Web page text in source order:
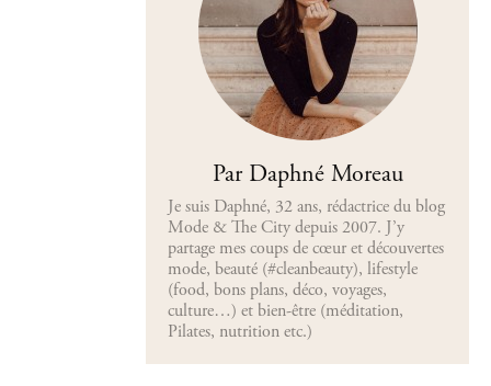
Par Daphné Moreau
Je suis Daphné, 32 ans, rédactrice du blog
Mode & The City depuis 2007. J’y
partage mes coups de cœur et découvertes
mode, beauté (#cleanbeauty), lifestyle
(food, bons plans, déco, voyages,
culture…) et bien-être (méditation,
Pilates, nutrition etc.)